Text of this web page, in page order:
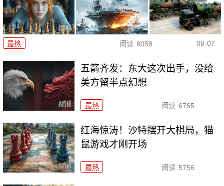
最热 阅读 8058 08-07
五箭齐发：东大这次出手，没给
美方留半点幻想
最热 阅读 6765
红海惊涛！沙特摆开大棋局，猫
鼠游戏才刚开场
最热 阅读 5756